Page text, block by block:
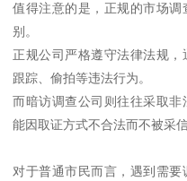
值得注意的是，正规的市场
别。
正规公司严格遵守法律法规
跟踪、偷拍等违法行为。
而暗访调查公司则往往采取
能因取证方式不合法而不被采信
对于普通市民而言，遇到需